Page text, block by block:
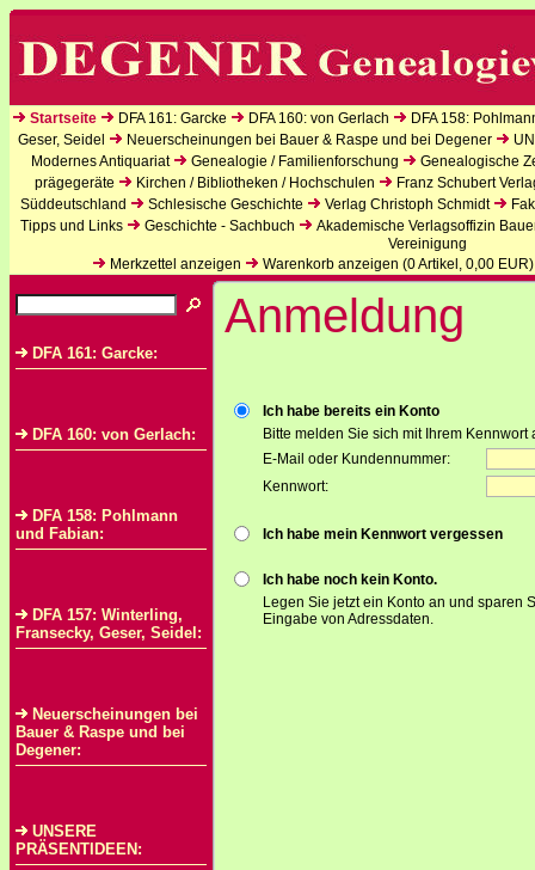
Startseite DFA 161: Garcke DFA 160: von Gerlach
DFA 158:
Geser, Seidel
Neuerscheinungen bei Bauer & Raspe und bei Degener
Modernes Antiquariat
Genealogie / Familienforschung
Genealogische
prägegeräte
Kirchen / Bibliotheken / Hochschulen
Franz Schubert
Süddeutschland
Schlesische Geschichte Verlag Christoph Schmidt
Tipps und Links
Geschichte - Sachbuch
Akademische Verlagsoffizin
Vereinigung
Merkzettel anzeigen
Warenkorb anzeigen (0Artikel, 0,00 EUR)
DFA 161: Garcke:
DFA 160: von Gerlach:
DFA 158: Pohlmann
und Fabian:
DFA 157: Winterling,
Fransecky, Geser, Seidel:
Neuerscheinungen bei
Bauer & Raspe und bei
Degener:
UNSERE
PRÄSENTIDEEN:
Anmeldung
Ich habe bereits ein Konto
Bitte melden Sie sich mit Ihrem Kennwort
E-Mail oder Kundennummer:
Kennwort:
Ich habe mein Kennwort vergessen
Ich habe noch kein Konto.
Legen Sie jetzt ein Konto an und sparen
Eingabe von Adressdaten.